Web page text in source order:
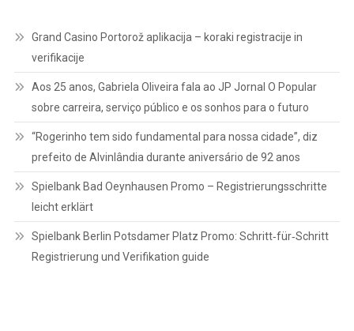
Grand Casino Portorož aplikacija – koraki registracije in
verifikacije
Aos 25 anos, Gabriela Oliveira fala ao JP Jornal O Popular
sobre carreira, serviço público e os sonhos para o futuro
“Rogerinho tem sido fundamental para nossa cidade”, diz
prefeito de Alvinlândia durante aniversário de 92 anos
Spielbank Bad Oeynhausen Promo – Registrierungsschritte
leicht erklärt
Spielbank Berlin Potsdamer Platz Promo: Schritt‑für‑Schritt
Registrierung und Verifikation guide